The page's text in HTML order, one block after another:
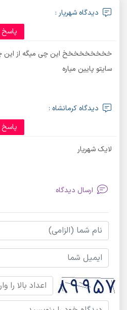
دیدگاه شهریار :
خخخخخخخخخ این چی میگه از این
سایتو پایین میاره
دیدگاه کرمانشاه :
لایک شهریار
ارسال دیدگاه